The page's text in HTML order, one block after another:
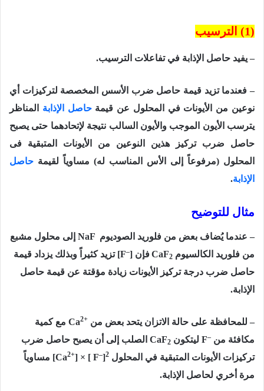
(1) الترسيب
– يفيد حاصل الإذابة في تفاعلات الترسيب.
– فعندما تزيد قيمة حاصل ضرب الأسس المخصصة لتركيزات أي
نوعين من الأيونات في المحلول عن قيمةحاصل الإذابة المناظر
يترسب الأيون الموجب والأيون السالب نتيجة لإتحادهما حتى يصبح
حاصل ضرب تركيز هذين النوعين من الأيونات المتبقية فى
المحلول (مرفوعاً إلى الأس المناسب له) مساوياً لقيمة حاصل
الإذابة.
مثال للتوضيح
– عندما يُضاف بعض من فلوريد الصوديوم NaF إلى محلول مشبع
من فلوريد الكالسيوم
CaF2 فإن [F–]
تزيد كثيراً وبذلك يزداد قيمة
حاصل ضرب درجة تركيز الأيونات زيادة مؤقتة عن قيمة حاصل
الإذابة.
– للمحافظة على حالة الاتزان يتحد بعض من Ca2+
مع كمية
مكافئة من
F– ليتكون CaF2
الصلب إلى أن يصبح حاصل ضرب
تركيزات الأيونات المتبقية في المحلول
[Ca2+] × [ F–]2
مساوياً
مرة أخري لحاصل الإذابة.